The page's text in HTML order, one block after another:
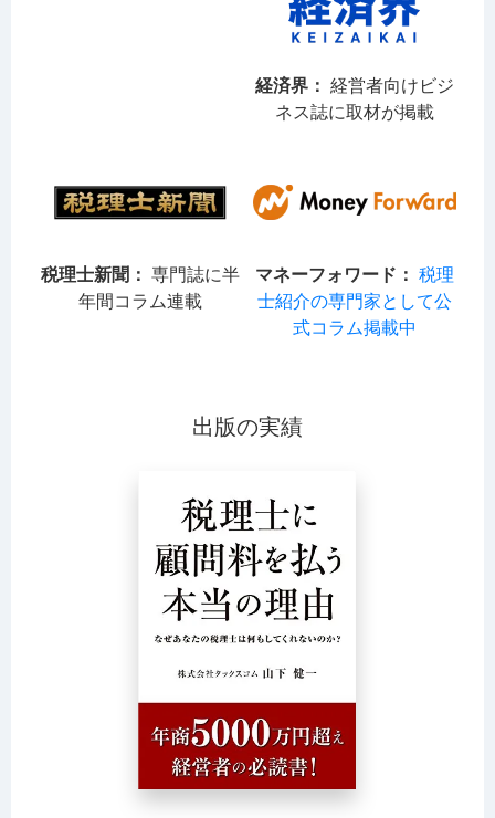
経済界： 経営者向けビジ
ネス誌に取材が掲載
税理士新聞： 専門誌に半
年間コラム連載
マネーフォワード： 税理
士紹介の専門家として公
式コラム掲載中
出版の実績